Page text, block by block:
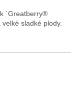
´Greatberry®
velké sladké plody.